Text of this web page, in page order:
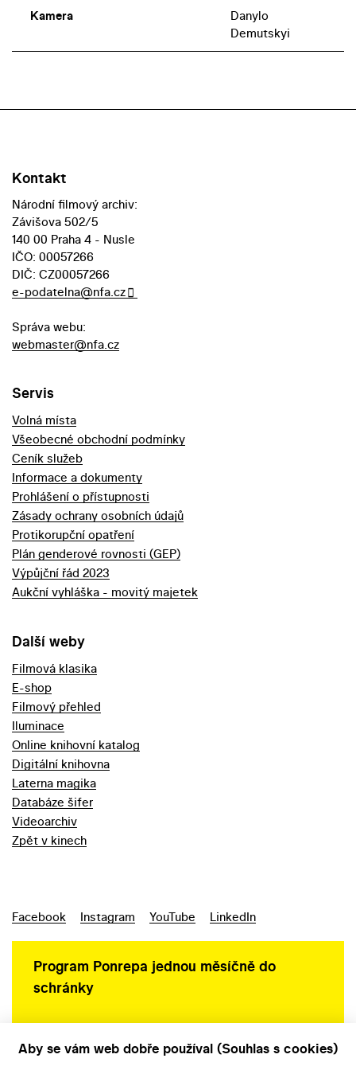
Kamera
Danylo
Demutskyi
Kontakt
Národní filmový archiv:
Závišova 502/5
140 00 Praha 4 - Nusle
IČO: 00057266
DIČ: CZ00057266
e-podatelna@nfa.cz
Správa webu:
webmaster@nfa.cz
Servis
Volná místa
Všeobecné obchodní podmínky
Ceník služeb
Informace a dokumenty
Prohlášení o přístupnosti
Zásady ochrany osobních údajů
Protikorupční opatření
Plán genderové rovnosti (GEP)
Výpůjční řád 2023
Aukční vyhláška - movitý majetek
Další weby
Filmová klasika
E-shop
Filmový přehled
Iluminace
Online knihovní katalog
Digitální knihovna
Laterna magika
Databáze šifer
Videoarchiv
Zpět v kinech
Facebook Instagram YouTube LinkedIn
Program Ponrepa jednou měsíčně do
schránky
Aby se vám web dobře používal (Souhlas s cookies)